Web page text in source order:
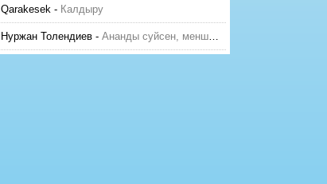
Qarakesek - Калдыру
Нуржан Толендиев - Ананды суйсен, менше суй